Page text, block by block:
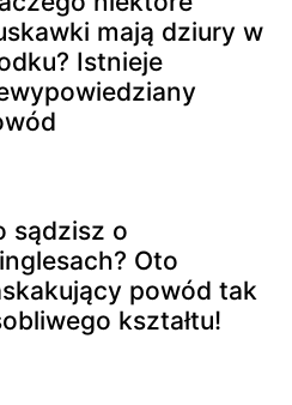
mają dziury w
Istnieje
sądzisz o
Oto
powód tak
kształtu!